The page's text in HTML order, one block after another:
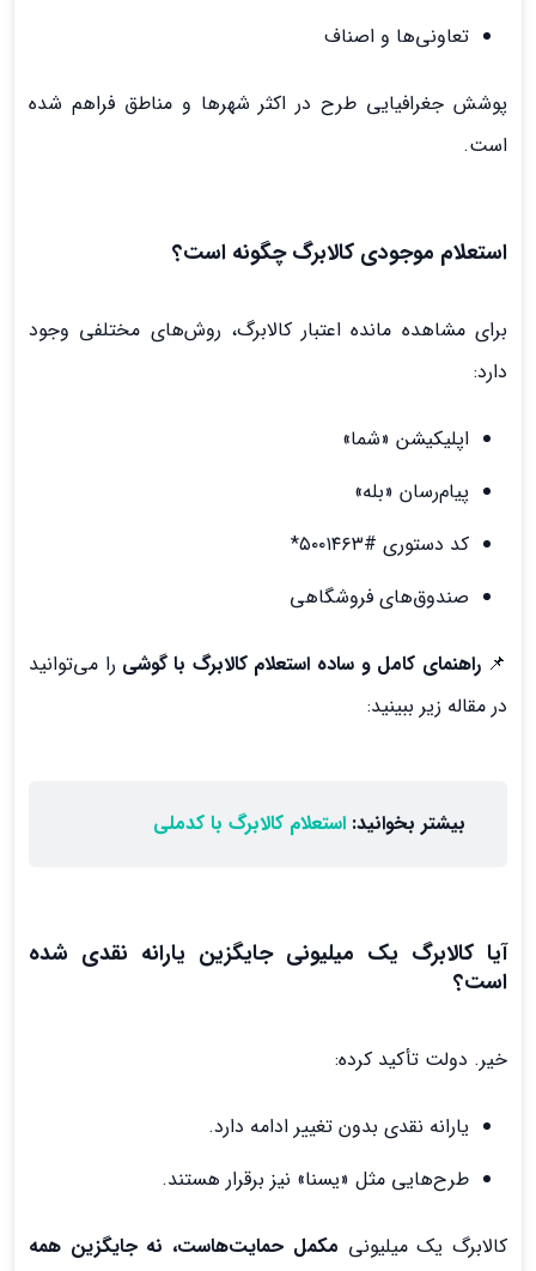
تعاونی‌ها و اصناف
پوشش جغرافیایی طرح در اکثر شهرها و مناطق فراهم شده
است.
استعلام موجودی کالابرگ چگونه است؟
برای مشاهده مانده اعتبار کالابرگ، روش‌های مختلفی وجود
دارد:
اپلیکیشن «شما»
پیام‌رسان «بله»
کد دستوری #۵۰۰۱۴۶۳*
صندوق‌های فروشگاهی
📌راهنمای کامل و ساده استعلام کالابرگ با گوشی را می‌توانید
در مقاله زیر ببینید:
بیشتر بخوانید:استعلام کالابرگ با کدملی
آیا کالابرگ یک میلیونی جایگزین یارانه نقدی شده
است؟
خیر. دولت تأکید کرده:
یارانه نقدی بدون تغییر ادامه دارد.
طرح‌هایی مثل «یسنا» نیز برقرار هستند.
کالابرگ یک میلیونی مکمل حمایت‌هاست، نه جایگزین همه